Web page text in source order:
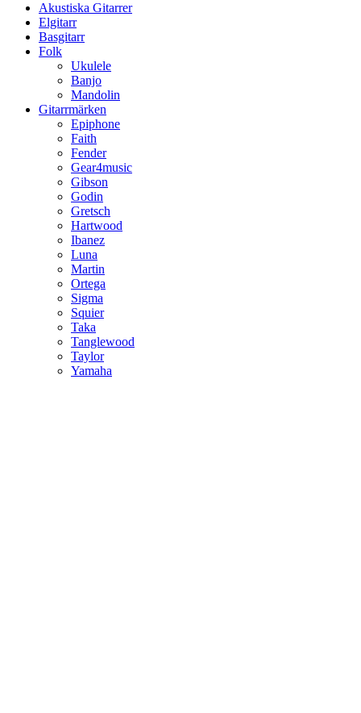
Akustiska Gitarrer
Elgitarr
Basgitarr
Folk
Ukulele
Banjo
Mandolin
Gitarrmärken
Epiphone
Faith
Fender
Gear4music
Gibson
Godin
Gretsch
Hartwood
Ibanez
Luna
Martin
Ortega
Sigma
Squier
Taka
Tanglewood
Taylor
Yamaha